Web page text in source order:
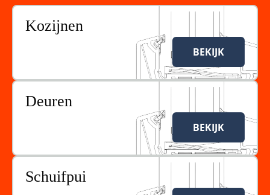
Kozijnen
BEKIJK
Deuren
BEKIJK
Schuifpui